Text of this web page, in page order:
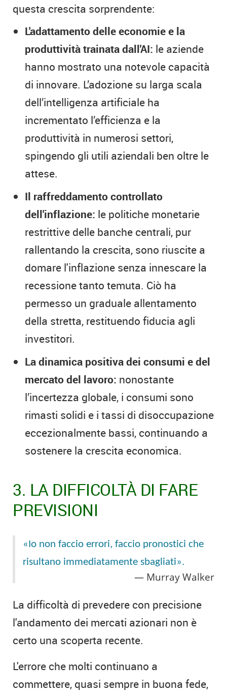
questa crescita sorprendente:
L'adattamento delle economie e la
produttività trainata dall'AI: le aziende
hanno mostrato una notevole capacità
di innovare. L’adozione su larga scala
dell’intelligenza artificiale ha
incrementato l’efficienza e la
produttività in numerosi settori,
spingendo gli utili aziendali ben oltre le
attese.
Il raffreddamento controllato
dell'inflazione: le politiche monetarie
restrittive delle banche centrali, pur
rallentando la crescita, sono riuscite a
domare l'inflazione senza innescare la
recessione tanto temuta. Ciò ha
permesso un graduale allentamento
della stretta, restituendo fiducia agli
investitori.
La dinamica positiva dei consumi e del
mercato del lavoro: nonostante
l’incertezza globale, i consumi sono
rimasti solidi e i tassi di disoccupazione
eccezionalmente bassi, continuando a
sostenere la crescita economica.
3. LA DIFFICOLTÀ DI FARE
PREVISIONI
«Io non faccio errori, faccio pronostici che
risultano immediatamente sbagliati».
Murray Walker
La difficoltà di prevedere con precisione
l'andamento dei mercati azionari non è
certo una scoperta recente.
L'errore che molti continuano a
commettere, quasi sempre in buona fede,